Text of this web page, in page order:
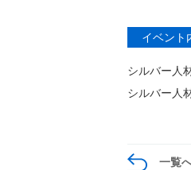
イベント
シルバー人
シルバー人
一覧